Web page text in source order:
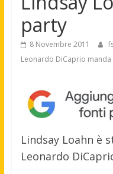
party
8 Novembre 2011
Leonardo DiCaprio manda
Lindsay Loahn è
Leonardo